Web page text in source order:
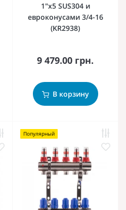
1"х5 SUS304 и
евроконусами 3/4-16
(KR2938)
9 479.00 грн.
В корзину
Популярный